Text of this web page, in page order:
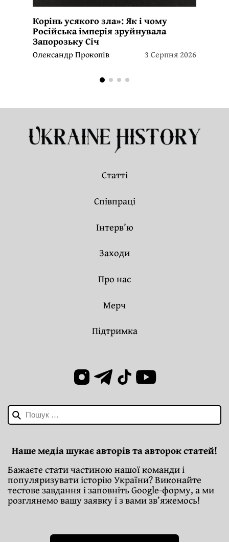
Корінь усякого зла»: Як і чому
Російська імперія зруйнувала
Запорозьку Січ
Олександр Прокопів 3 Серпня 2026
Пошук:
Статті
Співпраці
Інтерв’ю
Заходи
Про нас
Мерч
Підтримка
Наше медіа шукає авторів та авторок статей!
Бажаєте стати частиною нашої команди і
популяризувати історію України? Виконайте
тестове завдання і заповніть Google-форму, а ми
розглянемо вашу заявку і з вами зв’яжемось!